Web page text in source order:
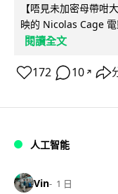
【唔見未加密母帶咁
映的 Nicolas Cage
閱讀全文
172 10 ↗
人工智能
Vin 1 日